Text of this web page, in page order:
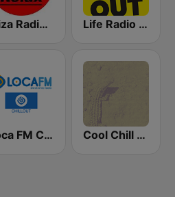
Ibiza Radios - Relax Life Radio Chill Out
Loca FM Chill Out Cool Chill House